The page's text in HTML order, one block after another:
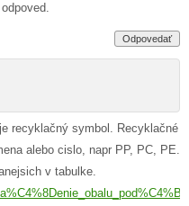
Odpovedať
recyklačný symbol. Recyklačné
alebo cislo, napr PP, PC, PE.
v tabulke.